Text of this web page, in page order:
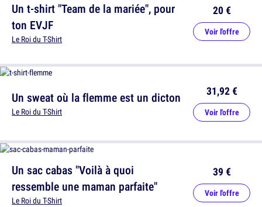
Un sweat où la flemme est un dicton
Le Roi du T-Shirt
31,92 €
Voir l'offre
Un t-shirt "Team de la mariée", pour
ton EVJF
Le Roi du T-Shirt
20 €
Voir l'offre
Un sac cabas "Voilà à quoi
ressemble une maman parfaite"
Le Roi du T-Shirt
39 €
Voir l'offre